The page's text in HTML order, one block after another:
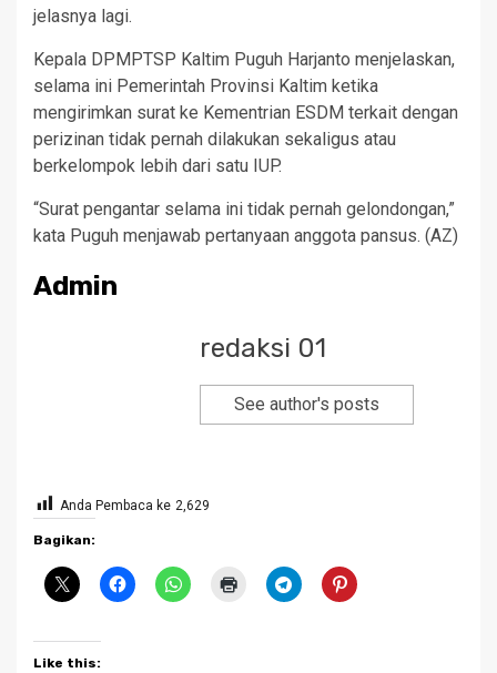
jelasnya lagi.
Kepala DPMPTSP Kaltim Puguh Harjanto menjelaskan,
selama ini Pemerintah Provinsi Kaltim ketika
mengirimkan surat ke Kementrian ESDM terkait dengan
perizinan tidak pernah dilakukan sekaligus atau
berkelompok lebih dari satu IUP.
“Surat pengantar selama ini tidak pernah gelondongan,”
kata Puguh menjawab pertanyaan anggota pansus. (AZ)
Admin
redaksi 01
See author's posts
Anda Pembaca ke 2,629
Bagikan:
Like this: